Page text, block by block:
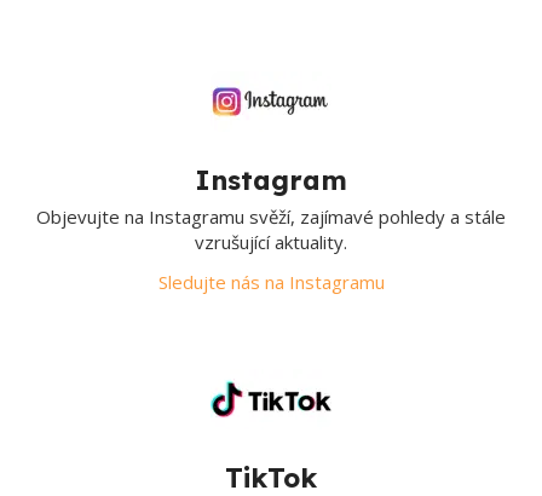
Instagram
Objevujte na Instagramu svěží, zajímavé pohledy a stále
vzrušující aktuality.
Sledujte nás na Instagramu
TikTok